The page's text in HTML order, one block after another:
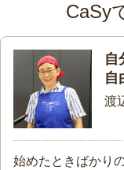
CaSy
自
自
渡
始めたときばかり